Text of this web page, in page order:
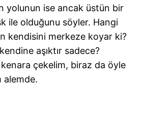
yolunun ise ancak üstün bir
ile olduğunu söyler. Hangi
kendisini merkeze koyar ki?
aşıktır sadece?
çekelim, biraz da öyle
alemde.